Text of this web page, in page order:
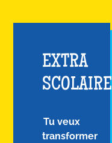
EXTRA
SCOLAIRE
Tu veux
transformer